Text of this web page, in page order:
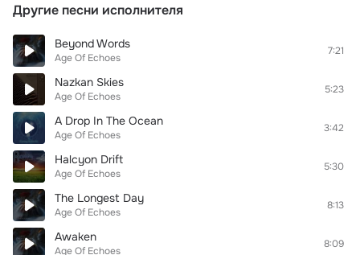
Другие песни исполнителя
Beyond Words
Age Of Echoes
7:21
Nazkan Skies
Age Of Echoes
5:23
A Drop In The Ocean
Age Of Echoes
3:42
Halcyon Drift
Age Of Echoes
5:30
The Longest Day
Age Of Echoes
8:13
Awaken
Age Of Echoes
8:09